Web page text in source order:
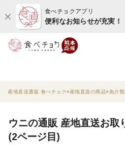
食べチョクアプリ
便利なお知らせが充実！
産地直送通販 食べチョク 産地直送の商品 魚介類
ウニの通販 産地直送お取
(2ページ目)